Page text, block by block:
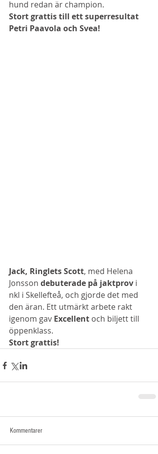
hund redan är champion.
Stort grattis till ett superresultat
Petri Paavola och Svea!
Jack, Ringlets Scott, med Helena
Jonsson debuterade på jaktprov i
nkl i Skellefteå, och gjorde det med
den äran. Ett utmärkt arbete rakt
igenom gav Excellent och biljett till
öppenklass.
Stort grattis!
Kommentarer